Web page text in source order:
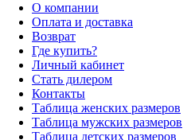
О компании
Оплата и доставка
Возврат
Где купить?
Личный кабинет
Стать дилером
Контакты
Таблица женских размеров
Таблица мужских размеров
Таблица детских размеров